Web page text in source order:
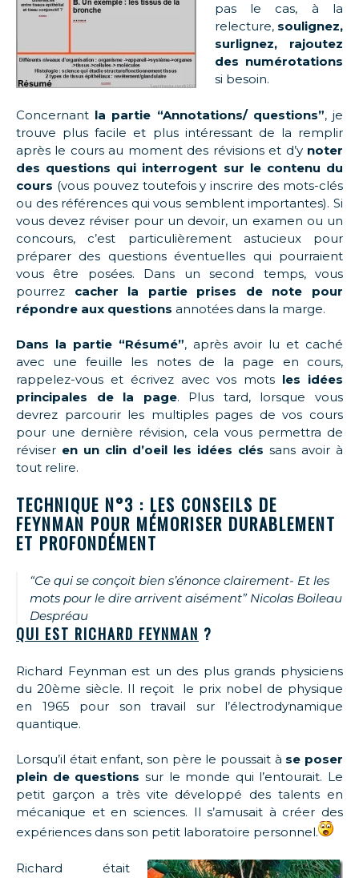
pas le cas, à la
relecture, soulignez,
surlignez, rajoutez
des numérotations
si besoin.
Concernant la partie “Annotations/ questions”, je
trouve plus facile et plus intéressant de la remplir
après le cours au moment des révisions et d’y noter
des questions qui interrogent sur le contenu du
cours (vous pouvez toutefois y inscrire des mots-clés
ou des références qui vous semblent importantes). Si
vous devez réviser pour un devoir, un examen ou un
concours, c’est particulièrement astucieux pour
préparer des questions éventuelles qui pourraient
vous être posées. Dans un second temps, vous
pourrez cacher la partie prises de note pour
répondre aux questions annotées dans la marge.
Dans la partie “Résumé”, après avoir lu et caché
avec une feuille les notes de la page en cours,
rappelez-vous et écrivez avec vos mots les idées
principales de la page. Plus tard, lorsque vous
devrez parcourir les multiples pages de vos cours
pour une dernière révision, cela vous permettra de
réviser en un clin d’oeil les idées clés sans avoir à
tout relire.
TECHNIQUE N°3 : LES CONSEILS DE
FEYNMAN POUR MÉMORISER DURABLEMENT
ET PROFONDÉMENT
“Ce qui se conçoit bien s’énonce clairement- Et les
mots pour le dire arrivent aisément” Nicolas Boileau
Despréau
QUI EST RICHARD FEYNMAN ?
Richard Feynman est un des plus grands physiciens
du 20ème siècle. Il reçoit le prix nobel de physique
en 1965 pour son travail sur l’électrodynamique
quantique.
Lorsqu’il était enfant, son père le poussait à se poser
plein de questions sur le monde qui l’entourait. Le
petit garçon a très vite développé des talents en
mécanique et en sciences. Il s’amusait à créer des
expériences dans son petit laboratoire personnel.
Richard était